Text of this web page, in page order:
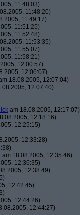
11:48:03)
11:48:20)
11:49:17)
11:51:25)
11:52:48)
11:53:35)
11:55:07)
11:58:21)
12:00:57)
12:06:07)
18.08.2005, 12:07:04)
12:07:40)
am 18.08.2005, 12:17:07)
12:18:16)
12:25:15)
12:33:28)
am 18.08.2005, 12:35:46)
12:36:35)
12:38:49)
12:42:45)
12:44:26)
12:44:27)